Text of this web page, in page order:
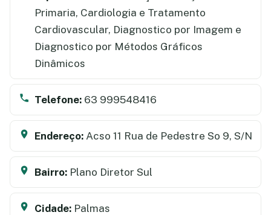
Primaria, Cardiologia e Tratamento
Cardiovascular, Diagnostico por Imagem e
Diagnostico por Métodos Gráficos
Dinâmicos
Telefone: 63 999548416
Endereço: Acso 11 Rua de Pedestre So 9, S/N
Bairro: Plano Diretor Sul
Cidade: Palmas